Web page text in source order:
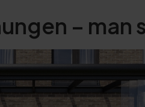
– man